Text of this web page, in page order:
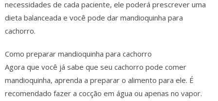
necessidades de cada paciente, ele poderá prescrever uma
dieta balanceada e você pode dar mandioquinha para
cachorro.
Como preparar mandioquinha para cachorro
Agora que você já sabe que seu cachorro pode comer
mandioquinha, aprenda a preparar o alimento para ele. É
recomendado fazer a cocção em água ou apenas no vapor.